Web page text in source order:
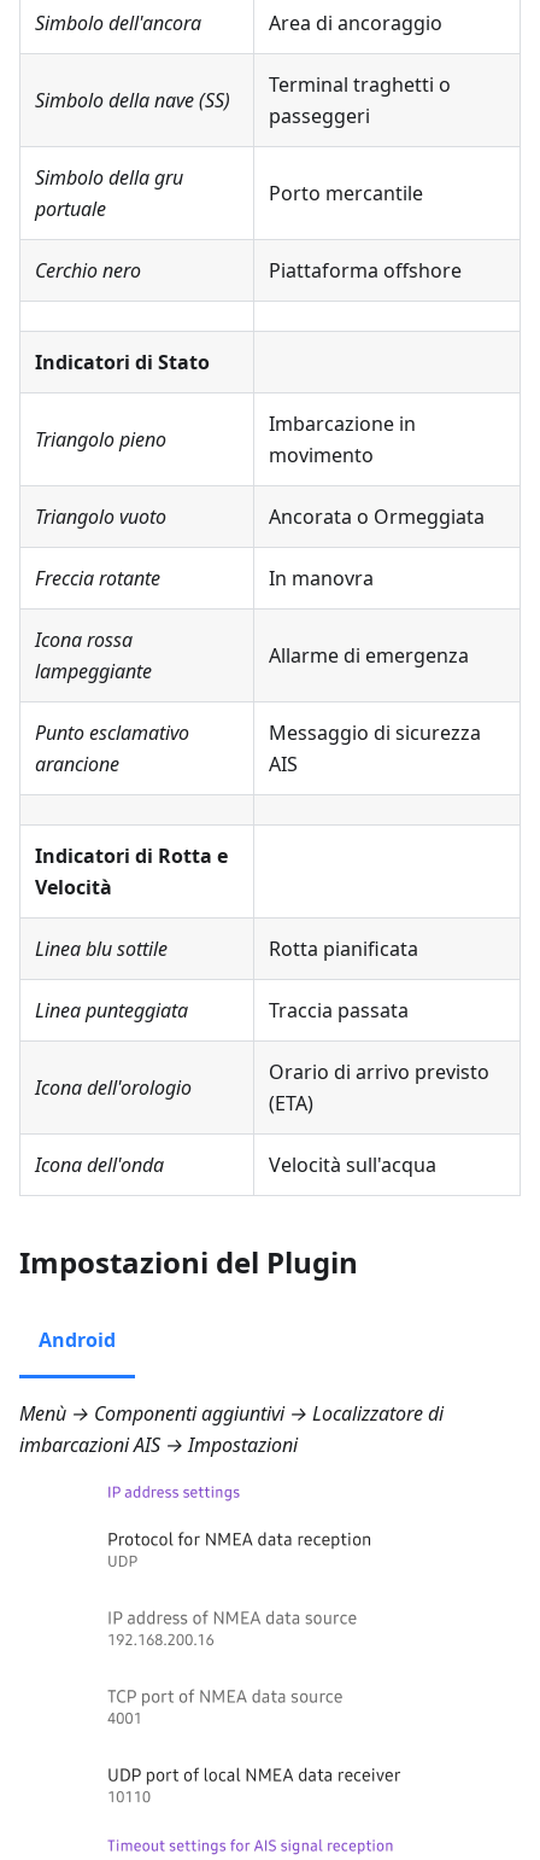
Simbolo dell'ancora Area di ancoraggio
Simbolo della nave (SS)
Terminal traghetti o
passeggeri
Simbolo della gru
portuale
Porto mercantile
Cerchio nero Piattaforma offshore
Indicatori di Stato
Triangolo pieno
Imbarcazione in
movimento
Triangolo vuoto Ancorata o Ormeggiata
Freccia rotante In manovra
Icona rossa
lampeggiante
Allarme di emergenza
Punto esclamativo
arancione
Messaggio di sicurezza
AIS
Indicatori di Rotta e
Velocità
Linea blu sottile Rotta pianificata
Linea punteggiata Traccia passata
Icona dell'orologio
Orario di arrivo previsto
(ETA)
Icona dell'onda Velocità sull'acqua
Impostazioni del Plugin
Android
Menù → Componenti aggiuntivi → Localizzatore di
imbarcazioni AIS → Impostazioni